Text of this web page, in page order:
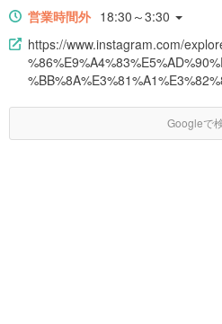
営業時間外 18:30～3:30
https://www.instagram.com/
Googleで